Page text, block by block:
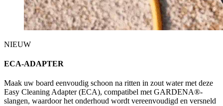
NIEUW
ECA-ADAPTER
Maak uw board eenvoudig schoon na ritten in zout water met deze
Easy Cleaning Adapter (ECA), compatibel met GARDENA®-
slangen, waardoor het onderhoud wordt vereenvoudigd en versneld